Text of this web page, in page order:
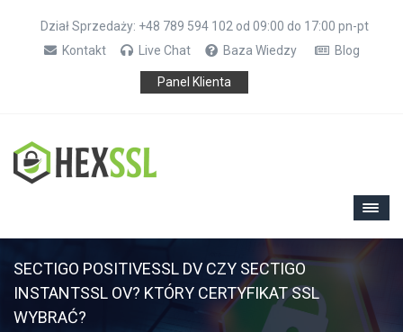
Dział Sprzedaży: +48 789 594 102 od 09:00 do 17:00 pn-pt
Kontakt
Live Chat Baza Wiedzy Blog
Panel Klienta
SECTIGO POSITIVESSL DV CZY SECTIGO
INSTANTSSL OV? KTÓRY CERTYFIKAT SSL
WYBRAĆ?